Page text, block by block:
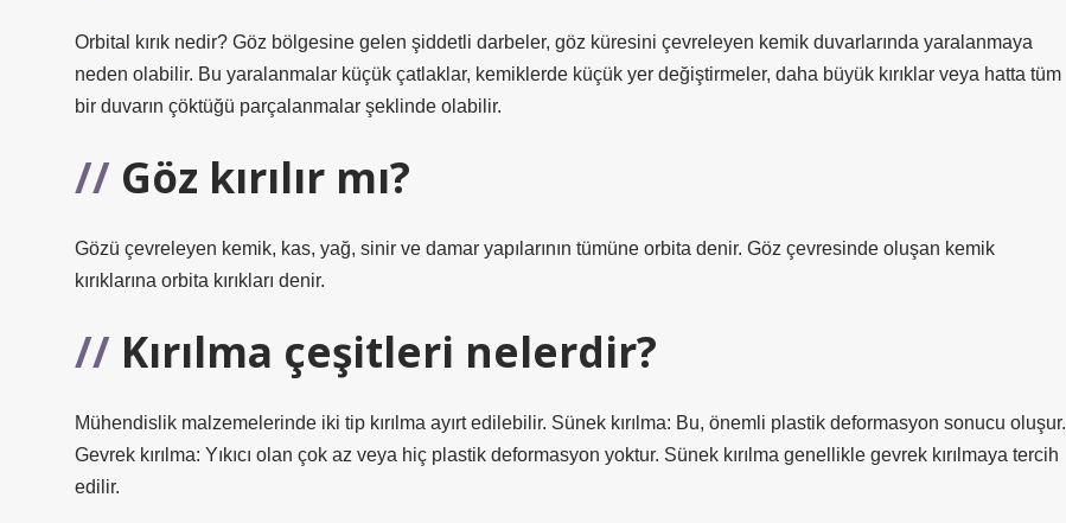
Orbital kırık nedir? Göz bölgesine gelen şiddetli darbeler, göz küresini çevreleyen kemik duvarlarında yaralanmaya
neden olabilir. Bu yaralanmalar küçük çatlaklar, kemiklerde küçük yer değiştirmeler, daha büyük kırıklar veya hatta tüm
bir duvarın çöktüğü parçalanmalar şeklinde olabilir.
Göz kırılır mı?
Gözü çevreleyen kemik, kas, yağ, sinir ve damar yapılarının tümüne orbita denir. Göz çevresinde oluşan kemik
kırıklarına orbita kırıkları denir.
Kırılma çeşitleri nelerdir?
Mühendislik malzemelerinde iki tip kırılma ayırt edilebilir. Sünek kırılma: Bu, önemli plastik deformasyon sonucu oluşur.
Gevrek kırılma: Yıkıcı olan çok az veya hiç plastik deformasyon yoktur. Sünek kırılma genellikle gevrek kırılmaya tercih
edilir.